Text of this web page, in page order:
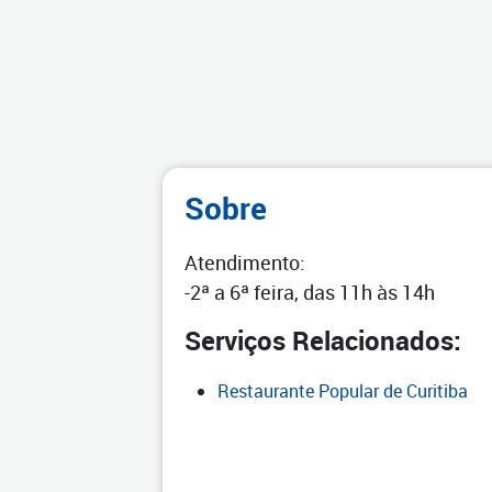
Sobre
Atendimento:
-2ª a 6ª feira, das 11h às 14h
Serviços Relacionados:
Restaurante Popular de Curitiba